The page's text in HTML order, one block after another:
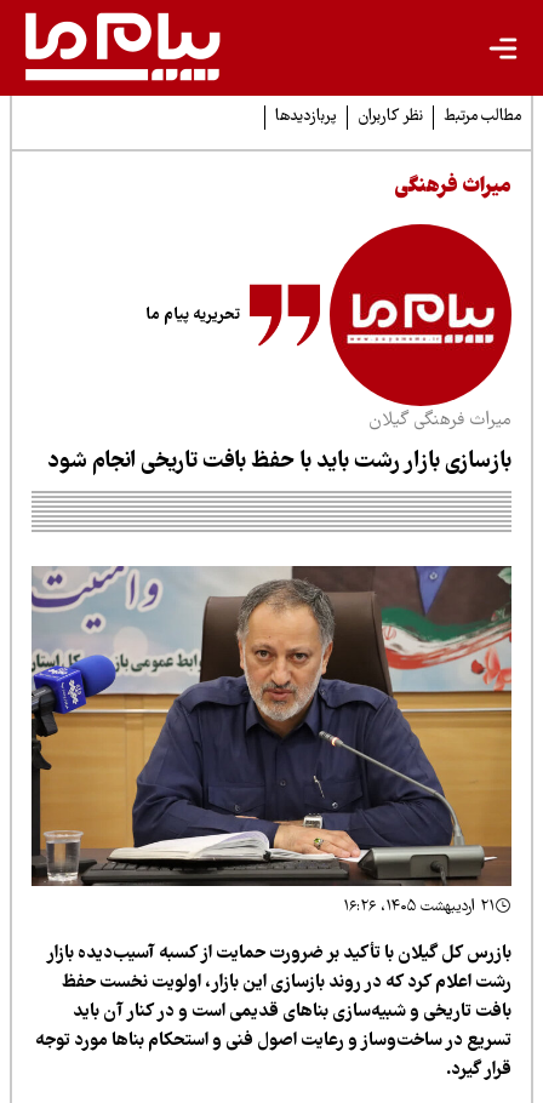
مرتبط نظر کاربران پربازدیدها
فرهنگی
تحریریه پیام ما
فرهنگی گیلان
بازار رشت باید با حفظ بافت تاریخی انجام شود
کل گیلان با تأکید بر ضرورت حمایت از کسبه آسیب‌دیده بازار
اعلام کرد که در روند بازسازی این بازار، اولویت نخست حفظ
تاریخی و شبیه‌سازی بناهای قدیمی است و در کنار آن باید
در ساخت‌وساز و رعایت اصول فنی و استحکام بناها مورد توجه
گیرد.